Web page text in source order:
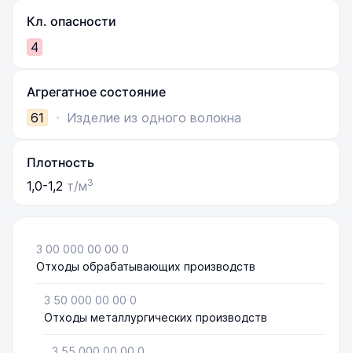
Кл. опасности
4
Агрегатное состояние
61
Изделие из одного волокна
Плотность
1,0-1,2 т/м3
3 00 000 00 00 0
Отходы обрабатывающих производств
3 50 000 00 00 0
Отходы металлургических производств